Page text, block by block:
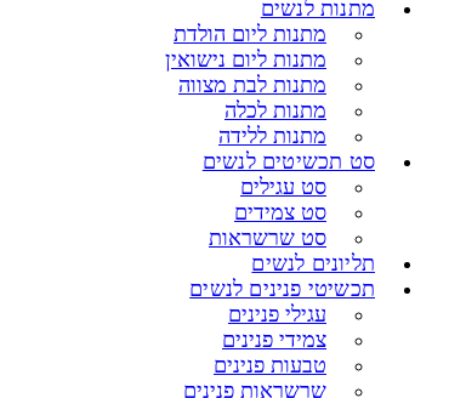
מתנות לנשים
מתנות ליום הולדת
מתנות ליום נישואין
מתנות לבת מצווה
מתנות לכלה
מתנות ללידה
סט תכשיטים לנשים
סט עגילים
סט צמידים
סט שרשראות
תליונים לנשים
תכשיטי פנינים לנשים
עגילי פנינים
צמידי פנינים
טבעות פנינים
שרשראות פנינים